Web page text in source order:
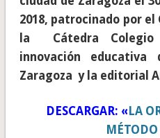
2018, patrocinado por el
la Cátedra Colegio
innovación
Zaragoza y la editorial
DESCARGAR: « LA